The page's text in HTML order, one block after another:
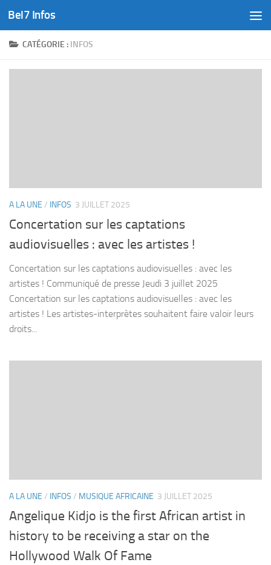
Skip to content
Bel7 Infos
CATÉGORIE : INFOS
A LA UNE / INFOS 3 JUILLET 2025
Concertation sur les captations
audiovisuelles : avec les artistes !
Concertation sur les captations audiovisuelles : avec les
artistes ! Communiqué de presse Jeudi 3 juillet 2025
Concertation sur les captations audiovisuelles : avec les
artistes ! Les artistes-interprètes souhaitent faire valoir leurs
droits...
A LA UNE / INFOS / MUSIQUE AFRICAINE 3 JUILLET 2025
Angelique Kidjo is the first African artist in
history to be receiving a star on the
Hollywood Walk Of Fame